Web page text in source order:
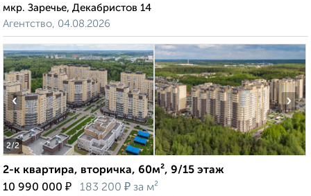
мкр. Заречье, Декабристов 14
Агентство, 04.08.2026
2/2
‹ ›
2-к квартира, вторичка, 60м², 9/15 этаж
10 990 000 ₽ 183 200 ₽ за м²